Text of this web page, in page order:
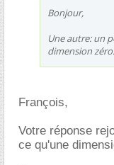
Bonjour,
Une autre: un
dimension zéro.
François,
Votre réponse
ce qu'une